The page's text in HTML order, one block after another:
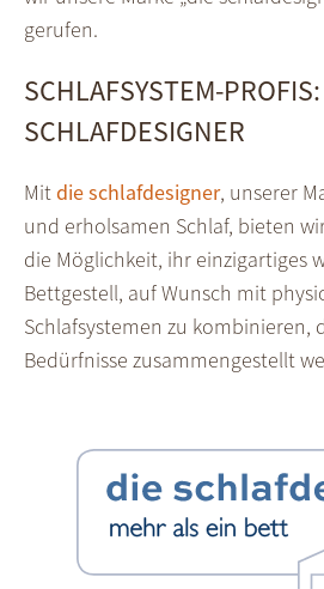
gerufen.
SCHLAFSYSTEM-
SCHLAFDESIGNER
Mitdie schlafdesigner, unserer
und erholsamen Schlaf, bieten
die Möglichkeit, ihr einzigartiges
Bettgestell, auf Wunsch mit
Schlafsystemen zu kombinieren,
Bedürfnisse zusammen­gestellt